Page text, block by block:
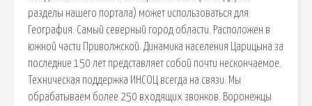
разделы нашего портала) может использоваться для.
География. Самый северный город области. Расположен в
южной части Приволжской. Динамика населения Царицына за
последние 150 лет представляет собой почти нескончаемое.
Техническая поддержка ИНСОЦ всегда на связи. Мы
обрабатываем более 250 входящих звонков. Воронежцы